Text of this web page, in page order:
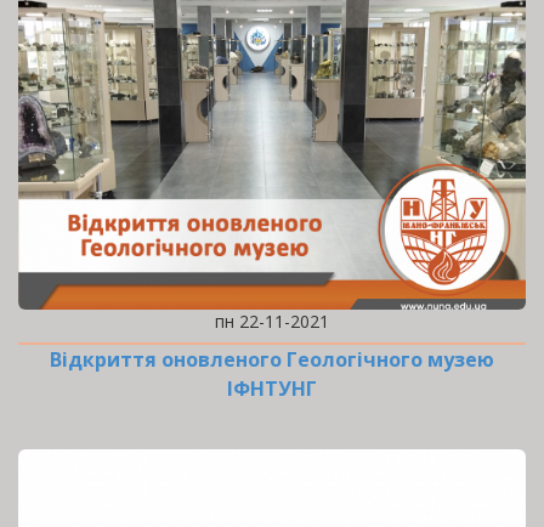
пн 22-11-2021
Відкриття оновленого Геологічного музею
ІФНТУНГ